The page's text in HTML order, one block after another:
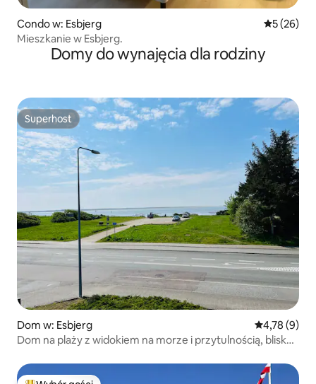
Condo w: Esbjerg Średnia
5 (26)
Mieszkanie w Esbjerg.
Domy do wynajęcia dla rodziny
Superhost
Superhost
Dom w: Esbjerg Średnia
4,78 (9)
Dom na plaży z widokiem na morze i przytulnością, blisko